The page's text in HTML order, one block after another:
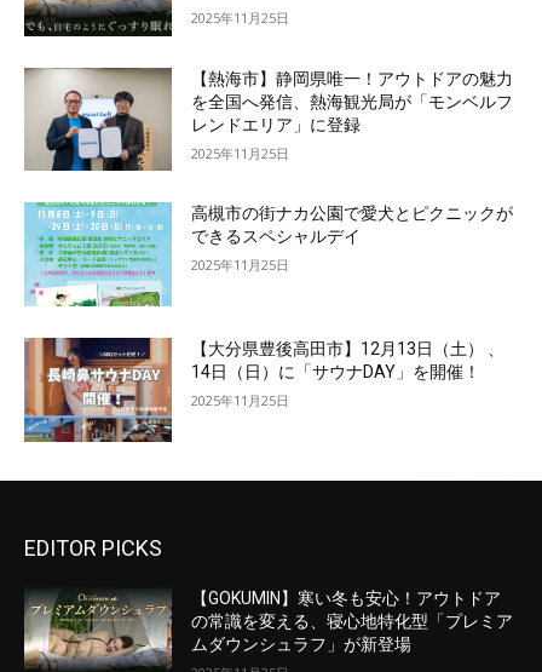
2025年11月25日
【熱海市】静岡県唯一！アウトドアの魅力
を全国へ発信、熱海観光局が「モンベルフ
レンドエリア」に登録
2025年11月25日
高槻市の街ナカ公園で愛犬とピクニックが
できるスペシャルデイ
2025年11月25日
【大分県豊後高田市】12月13日（土） 、
14日（日）に「サウナDAY」を開催！
2025年11月25日
EDITOR PICKS
【GOKUMIN】寒い冬も安心！アウトドア
の常識を変える、寝心地特化型「プレミア
ムダウンシュラフ」が新登場